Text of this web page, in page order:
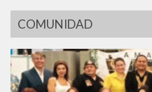
COMUNIDAD